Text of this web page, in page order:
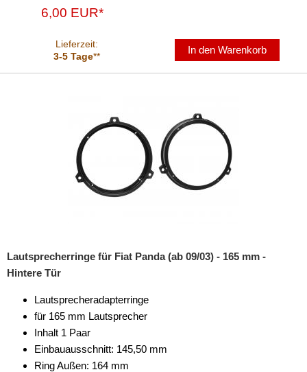
für Daihatsu
Doblo
Ducato
Fiorino
6,00 EUR*
Lieferzeit:
3-5 Tage**
In den Warenkorb
Lautsprecherringe für Fiat Panda (ab 09/03) - 165 mm -
Hintere Tür
Lautsprecheradapterringe
für 165 mm Lautsprecher
Inhalt 1 Paar
Einbauausschnitt: 145,50 mm
Ring Außen: 164 mm